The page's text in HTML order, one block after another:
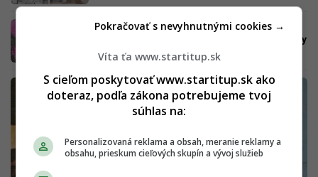
Vlna kolumbijskej tvrdej drogy zametá
Európu. „Ružový kokaín“ vraj vonia ako jahody
Víta ťa www.startitup.sk
S cieľom poskytovať www.startitup.sk ako
doteraz, podľa zákona potrebujeme tvoj
súhlas na:
Personalizovaná reklama a obsah, meranie reklamy a
obsahu, prieskum cieľových skupín a vývoj služieb
Pokračovať s nevyhnutnými cookies →